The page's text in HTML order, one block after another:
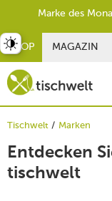
SHOP MAGAZIN
Tischwelt Marken
Entdecken
tischwelt
umschalten
Marke des